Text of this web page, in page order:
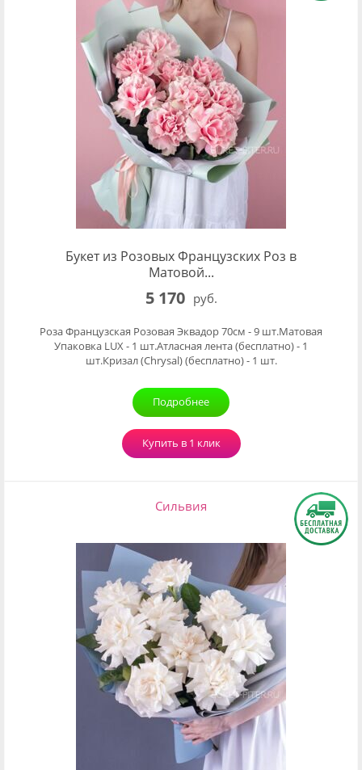
Букет из Розовых Французских Роз в
Матовой...
5 170 руб.
Роза Французская Розовая Эквадор 70см - 9 шт.Матовая
Упаковка LUX - 1 шт.Атласная лента (бесплатно) - 1
шт.Кризал (Chrysal) (бесплатно) - 1 шт.
Подробнее
Купить в 1 клик
Сильвия